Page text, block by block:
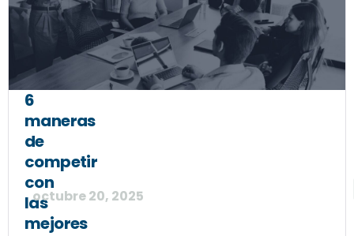
6
maneras
de
competir
con
las
mejores
octubre 20, 2025